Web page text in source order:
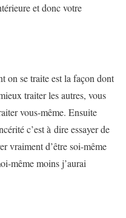
et donc votre
on se traite est la façon dont
traiter les autres, vous
vous-même. Ensuite
c’est à dire essayer de
vraiment d’être soi-même
même moins j’aurai